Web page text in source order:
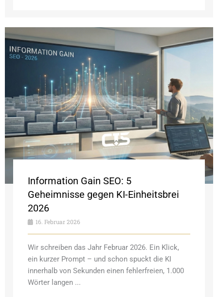
Information Gain SEO: 5
Geheimnisse gegen KI-Einheitsbrei
2026
16. Februar 2026
Wir schreiben das Jahr Februar 2026. Ein Klick,
ein kurzer Prompt – und schon spuckt die KI
innerhalb von Sekunden einen fehlerfreien, 1.000
Wörter langen ...